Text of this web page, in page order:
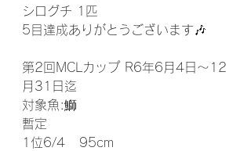
シログチ 1匹
5目達成ありがとうございます🎶
第2回MCLカップ R6年6月4日～12
月31日迄
対象魚:鰤
暫定
1位6/4   95cm